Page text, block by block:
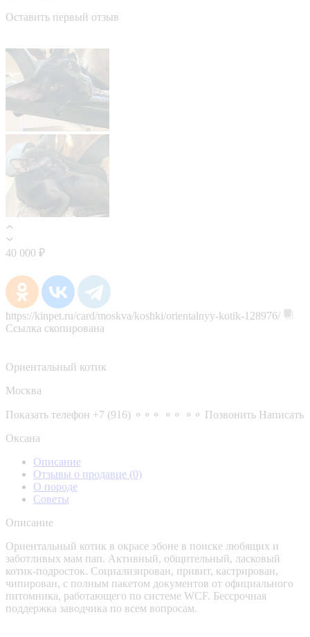
Оставить первый отзыв
40 000 ₽
https://kinpet.ru/card/moskva/koshki/orientalnyy-kotik-128976/
Ссылка скопирована
Ориентальный котик
Москва
Показать телефон +7 (916) ⚬⚬⚬ ⚬⚬ ⚬⚬ Позвонить Написать
Оксана
Описание
Отзывы о продавце (0)
О породе
Советы
Описание
Ориентальный котик в окрасе эбоне в поиске любящих и
заботливых мам пап. Активный, общительный, ласковый
котик-подросток. Социализирован, привит, кастрирован,
чипирован, с полным пакетом документов от официального
питомника, работающего по системе WCF. Бессрочная
поддержка заводчика по всем вопросам.